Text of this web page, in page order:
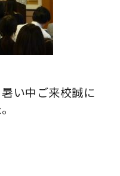
い中ご来校誠に